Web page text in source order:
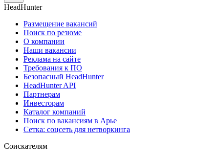
HeadHunter
Размещение вакансий
Поиск по резюме
О компании
Наши вакансии
Реклама на сайте
Требования к ПО
Безопасный HeadHunter
HeadHunter API
Партнерам
Инвесторам
Каталог компаний
Поиск по вакансиям в Арье
Сетка: соцсеть для нетворкинга
Соискателям